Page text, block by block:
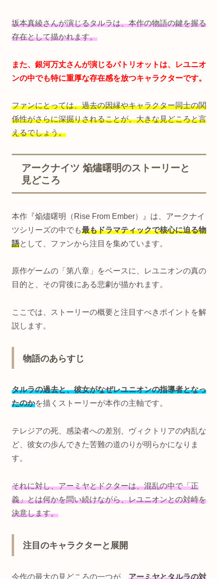
坂本真綾さんが演じるタルラは、本作の物語の鍵を握る
存在として描かれます。
また、銀河万丈さんが演じるパトリオットは、レユニオ
ンの中でも特に重厚な存在感を放つキャラクターです。
ファンにとっては、過去の因縁やキャラクター同士の関
係性がさらに深掘りされることが、大きな見どころと言
えるでしょう。
アークナイツ 焔燼曙明のストーリーと
見どころ
本作『焔燼曙明（Rise From Ember）』は、アークナイ
ツシリーズの中でも最もドラマティックで核心に迫る物
語として、ファンから注目を集めています。
原作ゲームの「第八章」をベースに、レユニオンの真の
目的と、その背後にある悲劇が描かれます。
ここでは、ストーリーの概要と注目すべきポイントを解
説します。
物語のあらすじ
タルラの過去と、彼女がなぜレユニオンの指導者となっ
たのかを描くストーリーが本作の主軸です。
テレジアの死、感染者への差別、ヴィクトリアの内乱な
ど、彼女の歩んできた苦難の道のりが明らかになりま
す。
それに対し、アーミヤとドクターは、混乱の中で「正
義」とは何かを問い続けながら、レユニオンとの対峙を
決意します。
注目のキャラクターと展開
今作の最大の見どころの一つが、 アーミヤとタルラの対